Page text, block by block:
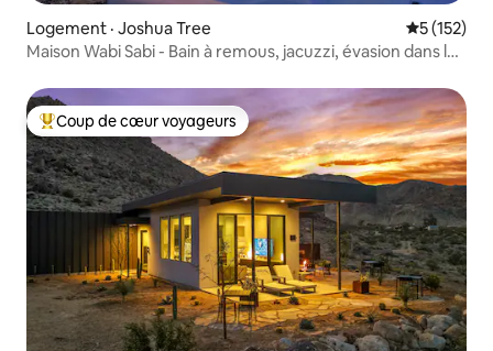
Logement · Joshua Tree Note
5 (152)
Maison Wabi Sabi - Bain à remous, jacuzzi, évasion dans le
Coup de cœur voyageurs parmi les plus aimés
Coup de cœur voyageurs